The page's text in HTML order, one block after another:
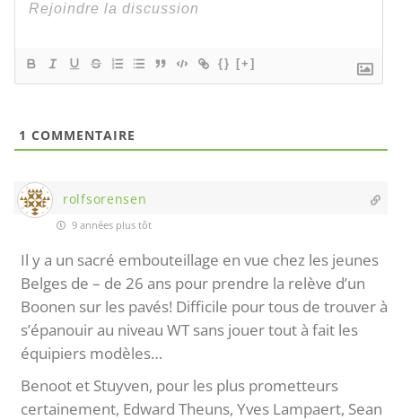
{} [+]
1 COMMENTAIRE
rolfsorensen
9 années plus tôt
Il y a un sacré embouteillage en vue chez les jeunes
Belges de – de 26 ans pour prendre la relève d’un
Boonen sur les pavés! Difficile pour tous de trouver à
s’épanouir au niveau WT sans jouer tout à fait les
équipiers modèles…
Benoot et Stuyven, pour les plus prometteurs
certainement, Edward Theuns, Yves Lampaert, Sean